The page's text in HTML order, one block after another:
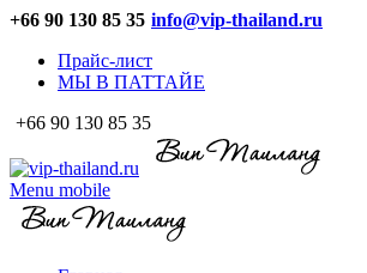
+66 90 130 85 35 info@vip-thailand.ru
Прайс-лист
МЫ В ПАТТАЙЕ
+66 90 130 85 35
Menu mobile